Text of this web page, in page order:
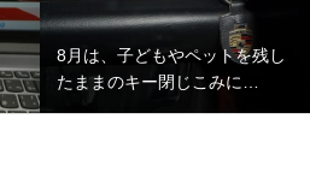
8月は、子どもやペットを残し
たままのキー閉じこみに…